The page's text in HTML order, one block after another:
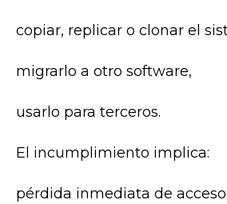
copiar, replicar o clonar el
migrarlo a otro software,
usarlo para terceros.
El incumplimiento implica:
pérdida inmediata de